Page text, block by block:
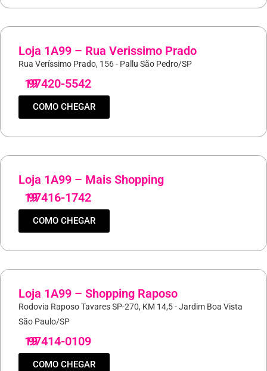
Loja 1A99 – Rua Verissimo Prado
Rua Veríssimo Prado, 156 - Pallu São Pedro/SP
19
97420-5542
COMO CHEGAR
Loja 1A99 – Mais Shopping
19
97416-1742
COMO CHEGAR
Loja 1A99 – Shopping Raposo
Rodovia Raposo Tavares SP-270, KM 14,5 - Jardim Boa Vista
São Paulo/SP
19
97414-0109
COMO CHEGAR